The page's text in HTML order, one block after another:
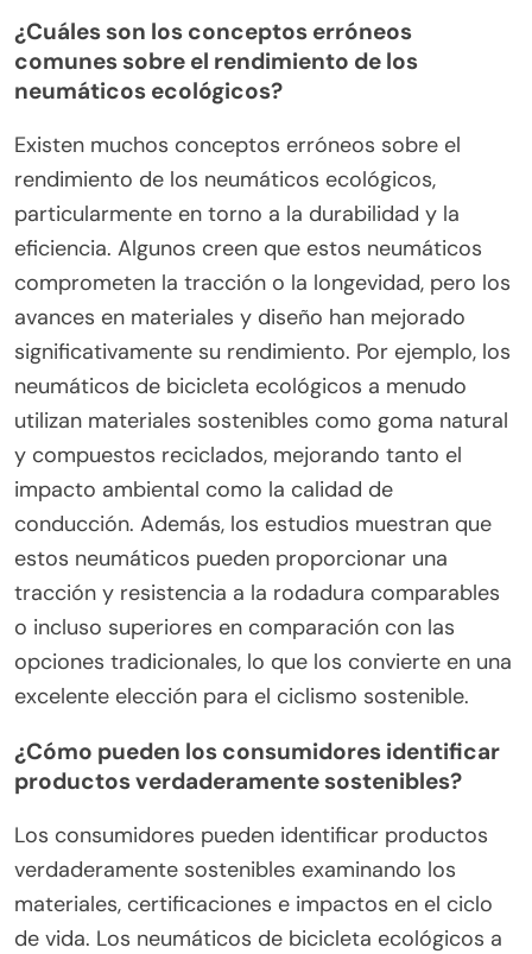
obstaculizan significativamente la disponibilidad de
materiales sostenibles para neumáticos de
bicicleta ecológicos. Las interrupciones en la
obtención de materias primas, como goma natural
o plásticos reciclados, pueden retrasar la
producción y aumentar los costos. Como
resultado, los fabricantes pueden tener
dificultades para satisfacer la creciente demanda
de opciones de ciclismo sostenibles. Factores
como retrasos en el transporte y redes de
proveedores limitadas agravan estos desafíos,
impactando la sostenibilidad general de la
industria del ciclismo.
¿Cuáles son los conceptos erróneos
comunes sobre el rendimiento de los
neumáticos ecológicos?
Existen muchos conceptos erróneos sobre el
rendimiento de los neumáticos ecológicos,
particularmente en torno a la durabilidad y la
comprometen la tracción o la longevidad, pero los
avances en materiales y diseño han mejorado
significativamente su rendimiento. Por ejemplo, los
neumáticos de bicicleta ecológicos a menudo
utilizan materiales sostenibles como goma natural
y compuestos reciclados, mejorando tanto el